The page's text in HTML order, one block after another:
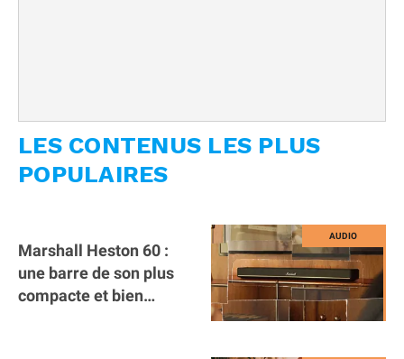
LES CONTENUS LES PLUS
POPULAIRES
Marshall Heston 60 :
une barre de son plus
compacte et bien